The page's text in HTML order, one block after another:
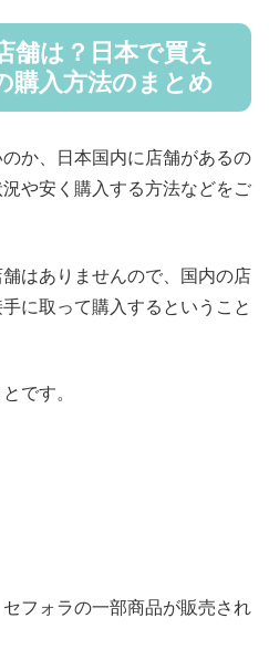
舗は？日本で買え
購入方法のまとめ
か、日本国内に店舗があるの
や安く購入する方法などをご
はありませんので、国内の店
に取って購入するということ
です。
フォラの一部商品が販売され